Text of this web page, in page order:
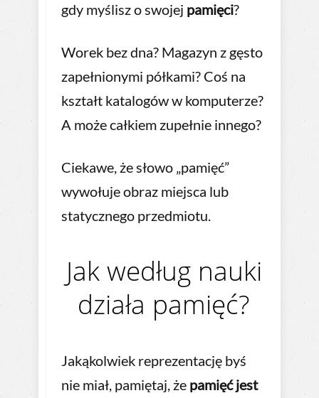
gdy myślisz o swojej pamięci?
Worek bez dna? Magazyn z gęsto
zapełnionymi półkami? Coś na
kształt katalogów w komputerze?
A może całkiem zupełnie innego?
Ciekawe, że słowo „pamięć”
wywołuje obraz miejsca lub
statycznego przedmiotu.
Jak według nauki
działa pamięć?
Jakąkolwiek reprezentację byś
nie miał, pamiętaj, że pamięć jest